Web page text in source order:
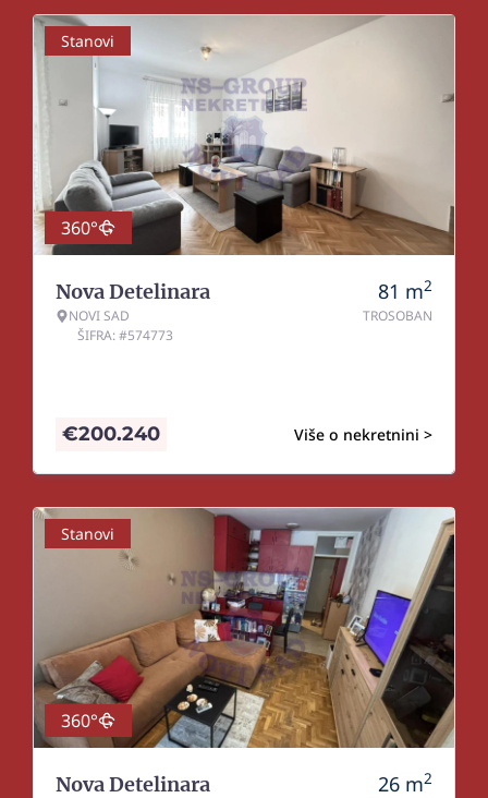
Stanovi
360°
Nova Detelinara
NOVI SAD
ŠIFRA: #574773
81 m2
TROSOBAN
Više o nekretnini >
€200.240
Stanovi
360°
Nova Detelinara 26 m2